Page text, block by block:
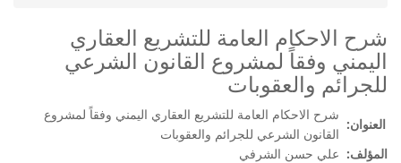
شرح الاحكام العامة للتشريع العقاري
اليمني وفقاً لمشروع القانون الشرعي
للجرائم والعقوبات
العنوان:
شرح الاحكام العامة للتشريع العقاري اليمني وفقاً لمشروع
القانون الشرعي للجرائم والعقوبات
المؤلف: علي حسن الشرفي